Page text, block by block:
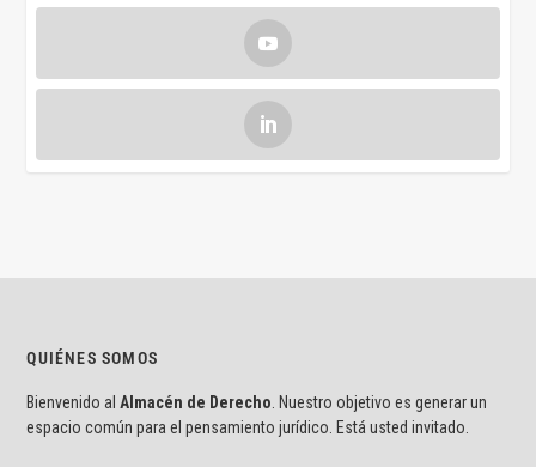
QUIÉNES SOMOS
Bienvenido al Almacén de Derecho . Nuestro objetivo es generar un
espacio común para el pensamiento jurídico. Está usted invitado.